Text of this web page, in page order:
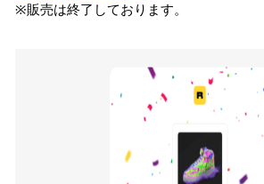
※販売は終了しております。